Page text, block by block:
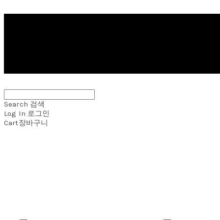
Search 검색
Log In 로그인
Cart장바구니